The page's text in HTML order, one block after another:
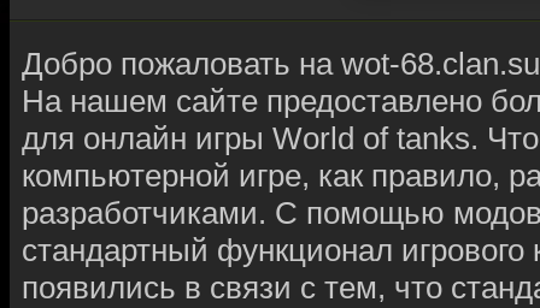
Добро пожаловать на wot-
На нашем сайте предоставлено
для онлайн игры World of tanks.
компьютерной игре, как правило,
разработчиками. С помощью
стандартный функционал
появились в связи с тем, что